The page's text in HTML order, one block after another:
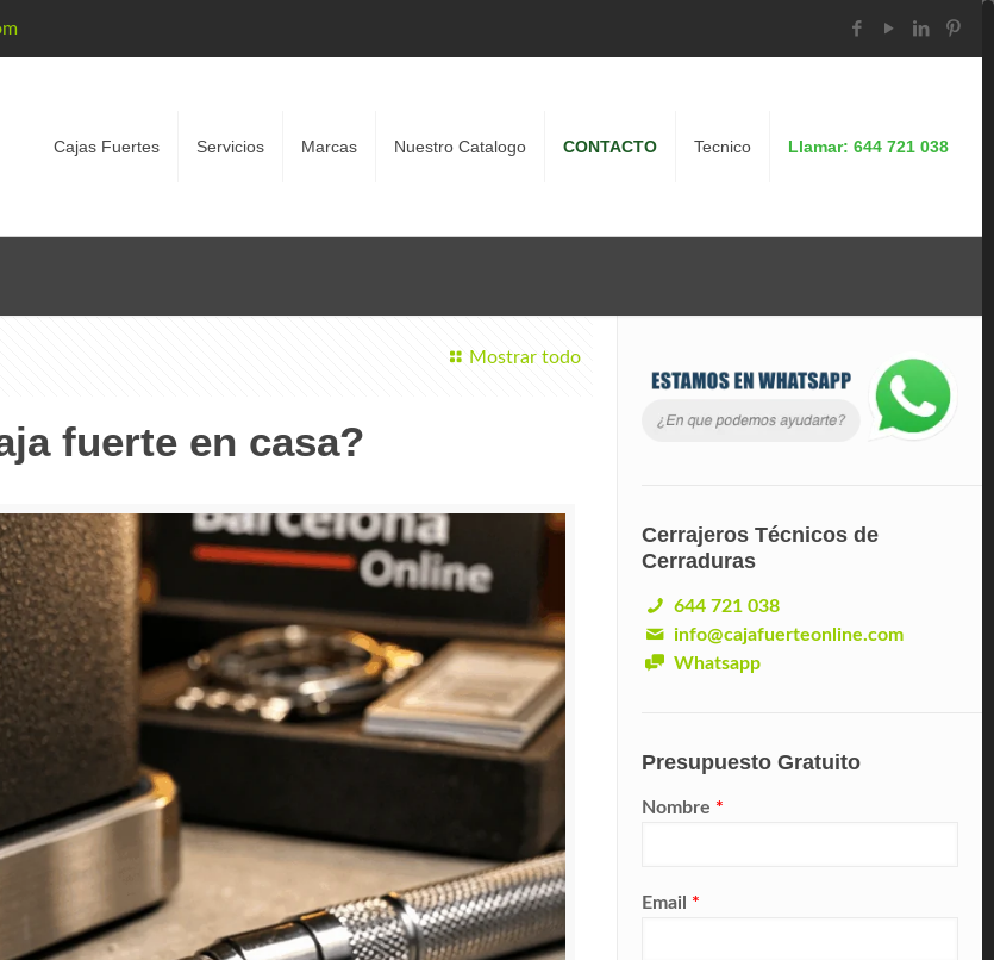
Cajas Fuertes Servicios Marcas Nuestro Catalogo CONTACTO Tecnico Llamar: 644 721 038
Mostrar todo
fuerte en casa?
Cerrajeros Técnicos de
Cerraduras
644 721 038
info@cajafuerteonline.com
Whatsapp
Presupuesto Gratuito
Nombre *
Email *